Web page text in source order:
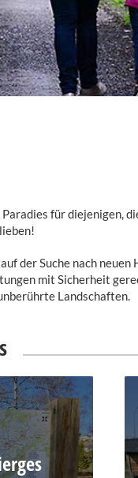
für diejenigen,
der Suche nach neuen
mit Sicherheit
Landschaften.